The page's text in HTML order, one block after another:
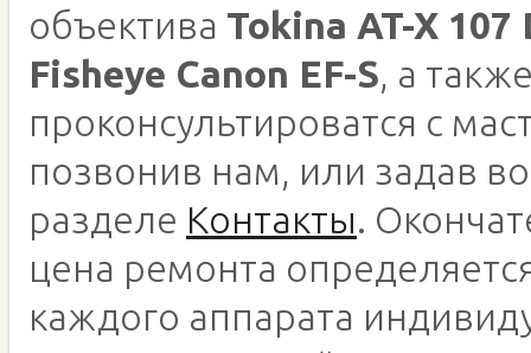
объектива Tokina AT-X 107
Fisheye Canon EF-S, а
проконсультироватся с
позвонив нам, или задав
разделе Контакты.
цена ремонта
каждого аппарата